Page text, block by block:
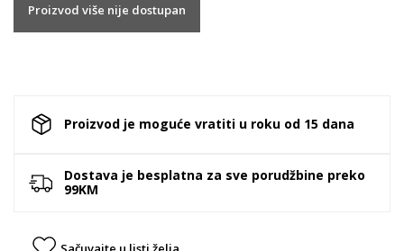
Proizvod više nije dostupan
Proizvod je moguće vratiti u roku od 15 dana
Dostava je besplatna za sve porudžbine preko
99KM